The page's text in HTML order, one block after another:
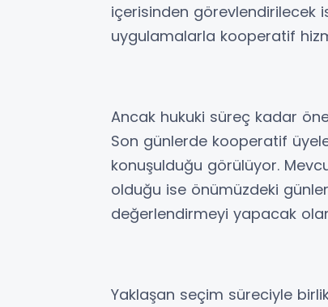
içerisinden görevlendirilecek
uygulamalarla kooperatif
Ancak hukuki süreç kadar
Son günlerde kooperatif
konuşulduğu görülüyor.
olduğu ise önümüzdeki
değerlendirmeyi yapacak
Yaklaşan seçim süreciyle